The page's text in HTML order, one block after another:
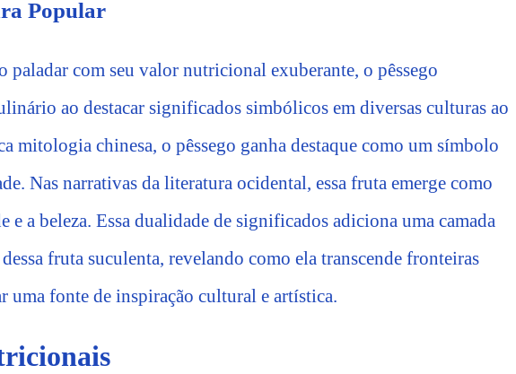
Popular
paladar com seu valor nutricional exuberante, o pêssego
ao destacar significados simbólicos em diversas culturas ao
mitologia chinesa, o pêssego ganha destaque como um símbolo
Nas narrativas da literatura ocidental, essa fruta emerge como
e a beleza. Essa dualidade de significados adiciona uma camada
fruta suculenta, revelando como ela transcende fronteiras
uma fonte de inspiração cultural e artística.